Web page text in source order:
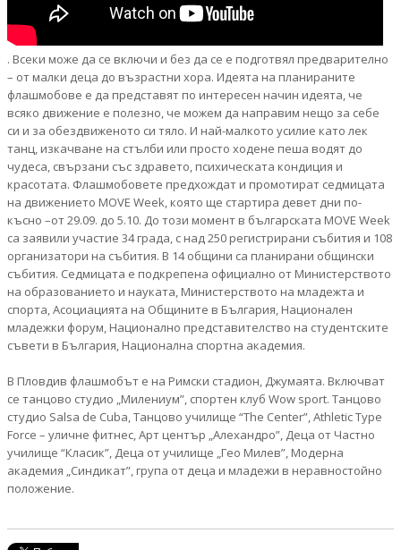
. Всеки може да се включи и без да се е подготвял предварително
– от малки деца до възрастни хора. Идеята на планираните
флашмобове е да представят по интересен начин идеята, че
всяко движение е полезно, че можем да направим нещо за себе
си и за обездвиженото си тяло. И най-малкото усилие като лек
танц, изкачване на стълби или просто ходене пеша водят до
чудеса, свързани със здравето, психическата кондиция и
красотата. Флашмобовете предхождат и промотират седмицата
на движението MOVE Week, която ще стартира девет дни по-
късно –от 29.09. до 5.10. До този момент в българската MOVE Week
са заявили участие 34 града, с над 250 регистрирани събития и 108
организатори на събития. В 14 общини са планирани общински
събития. Седмицата е подкрепена официално от Министерството
на образованието и науката, Министерството на младежта и
спорта, Асоциацията на Общините в България, Национален
младежки форум, Национално представителство на студентските
съвети в България, Национална спортна академия.
В Пловдив флашмобът е на Римски стадион, Джумаята. Включват
се танцово студио „Милениум”, спортен клуб Wow sport. Танцово
студио Salsа de Cuba, Танцово училище “The Center”, Athletic Type
Force – уличне фитнес, Арт център „Алехандро”, Деца от Частно
училище “Класик”, Деца от училище „Гео Милев”, Модерна
академия „Синдикат”, група от деца и младежи в неравностойно
положение.